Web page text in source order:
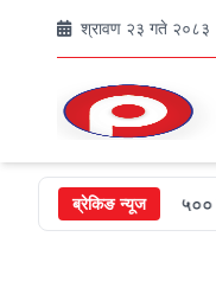
श्रावण २३ गते २०८३
ब्रेकिङ न्यूज
५०० जरिबाना